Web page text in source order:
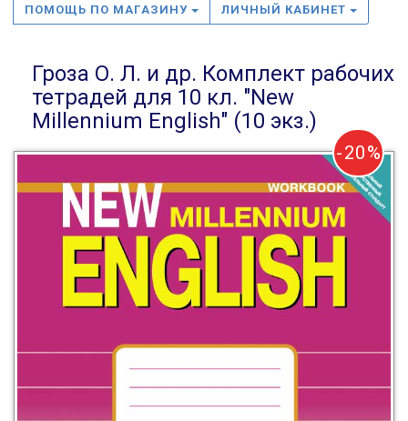
ПОМОЩЬ ПО МАГАЗИНУ ЛИЧНЫЙ КАБИНЕТ
Гроза О. Л. и др. Комплект рабочих
тетрадей для 10 кл. "New
Millennium English" (10 экз.)
-20%